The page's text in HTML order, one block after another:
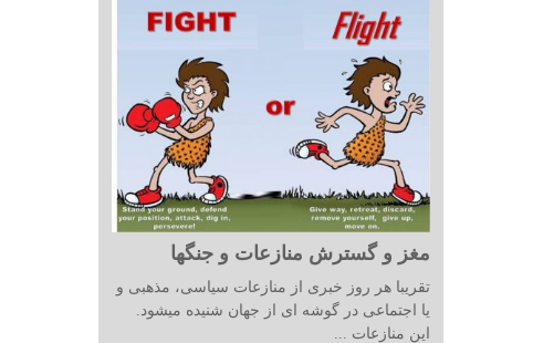
مغز و گسترش منازعات و جنگها
تقریبا هر روز خبری از منازعات سیاسی، مذهبی و
یا اجتماعی در گوشه ای از جهان شنیده میشود.
این منازعات ...